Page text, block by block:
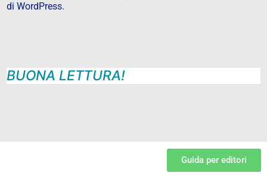
di WordPress.
BUONA LETTURA!
Guida per editori